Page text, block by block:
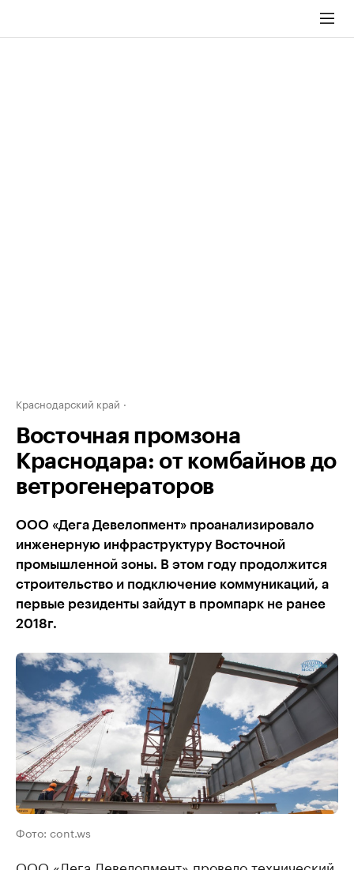
Краснодарский край
Восточная промзона
Краснодара: от комбайнов до
ветрогенераторов
ООО «Дега Девелопмент» проанализировало
инженерную инфраструктуру Восточной
промышленной зоны. В этом году продолжится
строительство и подключение коммуникаций, а
первые резиденты зайдут в промпарк не ранее
2018г.
Фото: cont.ws